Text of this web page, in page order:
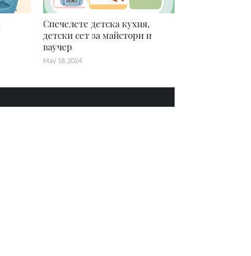
Спечелете детска кухня,
детски сет за майстори и
ваучер
May 18, 2024